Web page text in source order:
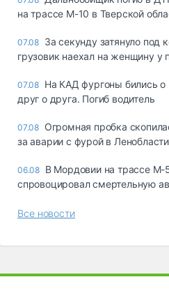
на трассе М-10 в Тверской
07.08 За секунду затянуло под
грузовик наехал на женщину у
07.08 На КАД фургоны бились
друг о друга. Погиб водитель
07.08 Огромная пробка
за аварии с фурой в Ленобласти
06.08 В Мордовии на трассе М-
спровоцировал смертельную
Все новости